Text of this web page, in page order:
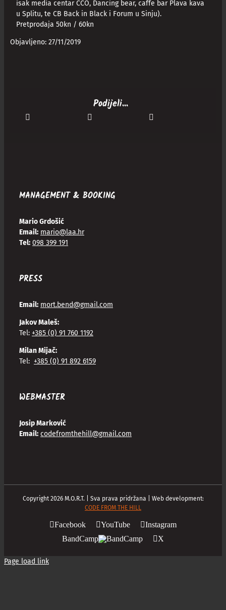
isak media centar CCO, Dancing bear, caffe bar Plava kava
u Splitu, te CB Back in Black i Forum u Sinju).
Pretprodaja 50kn / 60kn
Objavljeno: 27/11/2019
Podijeli...
MANAGEMENT & BOOKING
Mario Grdošić
Email: mario@laa.hr
Tel: 098 399 191
PRESS
Email: mort.bend@gmail.com
Jakov Maleš:
Tel: +385 (0) 91 760 1192
Milan Mijač:
Tel: +385 (0) 91 892 6159
WEBMASTER
Josip Marković
Email: codefromthehill@gmail.com
Copyright2026M.O.R.T. | Sva prava pridržana | Web development:
CODE FROM THE HILL
Facebook YouTube
Instagram
BandCamp
X
Page load link